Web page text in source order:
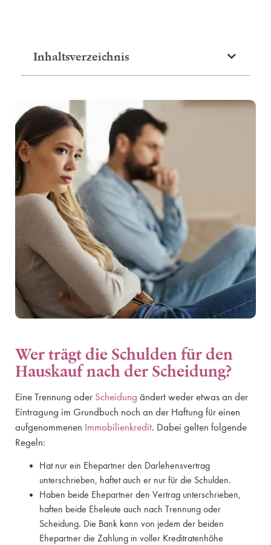
Wer trägt die Schulden für den
Hauskauf nach der Scheidung?
Eine Trennung oder Scheidung ändert weder etwas an der
Eintragung im Grundbuch noch an der Haftung für einen
aufgenommenen Immobilienkredit. Dabei gelten folgende
Regeln:
Hat nur ein Ehepartner den Darlehensvertrag
unterschrieben, haftet auch er nur für die Schulden.
Haben beide Ehepartner den Vertrag unterschrieben,
haften beide Eheleute auch nach Trennung oder
Scheidung. Die Bank kann von jedem der beiden
Ehepartner die Zahlung in voller Kreditratenhöhe
Inhaltsverzeichnis